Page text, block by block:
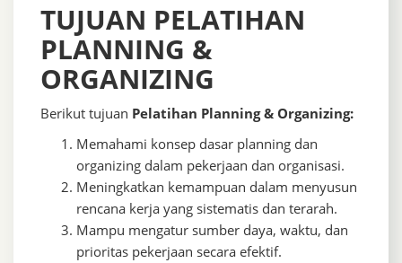
TUJUAN PELATIHAN
PLANNING &
ORGANIZING
Berikut tujuan Pelatihan Planning & Organizing:
Memahami konsep dasar planning dan
organizing dalam pekerjaan dan organisasi.
Meningkatkan kemampuan dalam menyusun
rencana kerja yang sistematis dan terarah.
Mampu mengatur sumber daya, waktu, dan
prioritas pekerjaan secara efektif.